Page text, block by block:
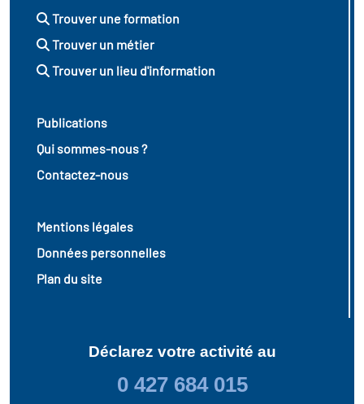
Trouver une formation
Trouver un métier
Trouver un lieu d'information
Publications
Qui sommes-nous ?
Contactez-nous
Mentions légales
Données personnelles
Plan du site
Déclarez votre activité au
0 427 684 015